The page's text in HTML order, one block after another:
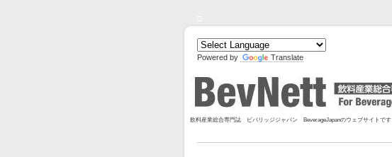
Powered by Translate
飲料産業総合専門誌 ビバリッジジャパン BeverageJapanのウェブサイトです